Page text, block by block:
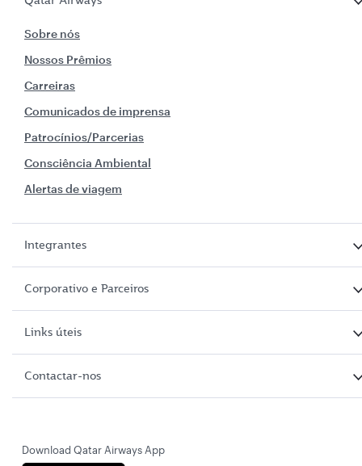
Sobre nós
Nossos Prêmios
Carreiras
Comunicados de imprensa
Patrocínios/Parcerias
Consciência Ambiental
Alertas de viagem
Integrantes
Corporativo e Parceiros
Links úteis
Contactar-nos
Download Qatar Airways App